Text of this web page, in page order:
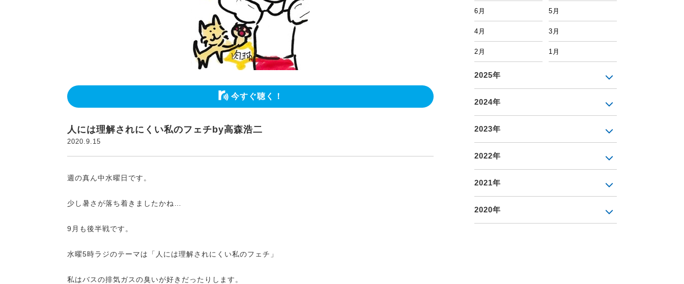
今すぐ聴く！
人には理解されにくい私のフェチby高森浩二
2020.9.15
週の真ん中水曜日です。
少し暑さが落ち着きましたかね…
9月も後半戦です。
水曜5時ラジのテーマは「人には理解されにくい私のフェチ」
私はバスの排気ガスの臭いが好きだったりします。
6月 5月
4月 3月
2月 1月
2025年
2024年
2023年
2022年
2021年
2020年